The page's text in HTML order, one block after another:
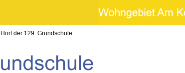
Hort der 129. Grundschule